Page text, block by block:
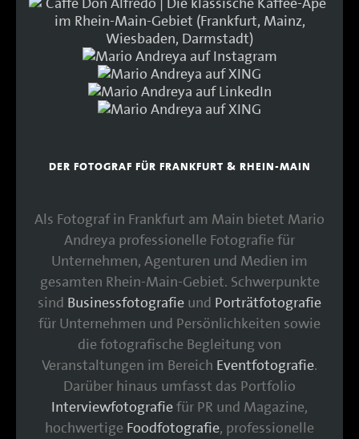
DER FOTOGRAF FÜR FRANKFURT & RHEIN-MAIN
Als Fotograf in Frankfurt am Main bietet Mario
Andreya professionelle Fotografie für
Unternehmen, Agenturen und Medien im
gesamten Rhein-Main-Gebiet. Schwerpunkte
sind Businessfotografie und Porträtfotografie
für Unternehmen und Persönlichkeiten sowie
die fotografische Begleitung von
Veranstaltungen im Bereich Eventfotografie.
Darüber hinaus umfasst das Portfolio
Interviewfotografiefür PR und Magazine,
hochwertige Foodfotografie, professionelle